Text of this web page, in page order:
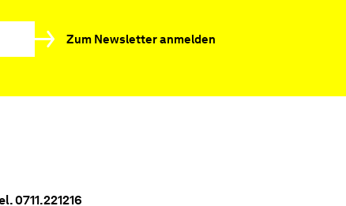
Zum Newsletter anmelden
0711.221216